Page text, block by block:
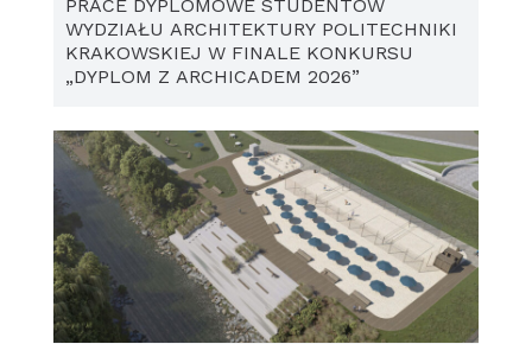
PRACE DYPLOMOWE STUDENTÓW
WYDZIAŁU ARCHITEKTURY POLITECHNIKI
KRAKOWSKIEJ W FINALE KONKURSU
„DYPLOM Z ARCHICADEM 2026”